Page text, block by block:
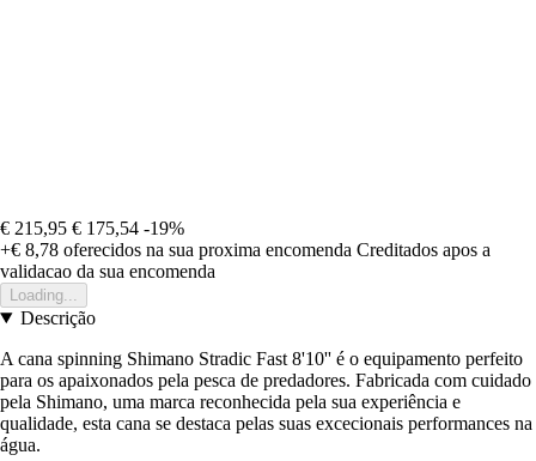
€ 215,95 € 175,54 -19%
+€ 8,78 oferecidos na sua proxima encomenda Creditados apos a
validacao da sua encomenda
Loading...
Descrição
A cana spinning Shimano Stradic Fast 8'10'' é o equipamento perfeito
para os apaixonados pela pesca de predadores. Fabricada com cuidado
pela Shimano, uma marca reconhecida pela sua experiência e
qualidade, esta cana se destaca pelas suas excecionais performances na
água.